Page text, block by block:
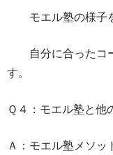
モエル塾の様子
自分に合ったコー
す。
Ｑ４：モエル塾と他
Ａ：モエル塾メソッ